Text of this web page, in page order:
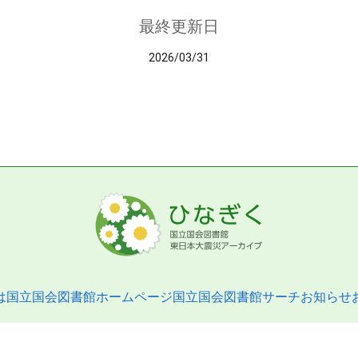
最終更新日
2026/03/31
国立国会図書館ホームページ国立国会図書館サーチお知らせ